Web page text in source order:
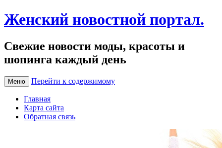
Женский новостной портал.
Свежие новости моды, красоты и
шопинга каждый день
Меню Перейти к содержимому
Главная
Карта сайта
Обратная связь